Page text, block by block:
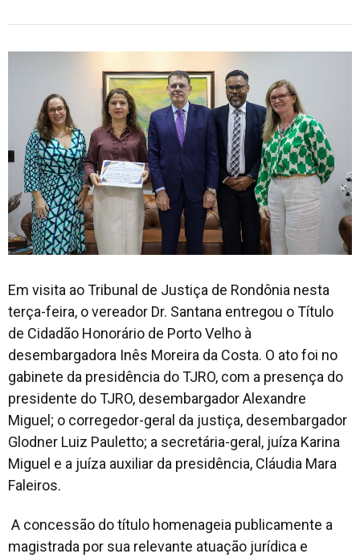
Em visita ao Tribunal de Justiça de Rondônia nesta
terça-feira, o vereador Dr. Santana entregou o Título
de Cidadão Honorário de Porto Velho à
desembargadora Inês Moreira da Costa. O ato foi no
gabinete da presidência do TJRO, com a presença do
presidente do TJRO, desembargador Alexandre
Miguel; o corregedor-geral da justiça, desembargador
Glodner Luiz Pauletto; a secretária-geral, juíza Karina
Miguel e a juíza auxiliar da presidência, Cláudia Mara
Faleiros.
A concessão do título homenageia publicamente a
magistrada por sua relevante atuação jurídica e